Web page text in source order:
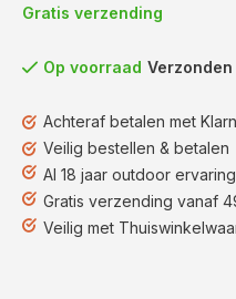
Gratis verzending
Op voorraad
Achteraf betalen met
Veilig bestellen & betalen
Al 18 jaar outdoor ervaring
Gratis verzending vanaf
Veilig met